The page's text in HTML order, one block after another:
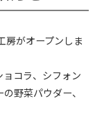
房がオープンしま
コラ、シフォン
野菜パウダー、